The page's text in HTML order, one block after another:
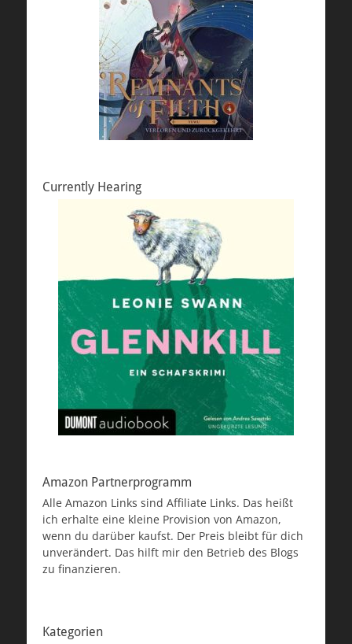
Currently Hearing
Amazon Partnerprogramm
Alle Amazon Links sind Affiliate Links. Das heißt
ich erhalte eine kleine Provision von Amazon,
wenn du darüber kaufst. Der Preis bleibt für dich
unverändert. Das hilft mir den Betrieb des Blogs
zu finanzieren.
Kategorien